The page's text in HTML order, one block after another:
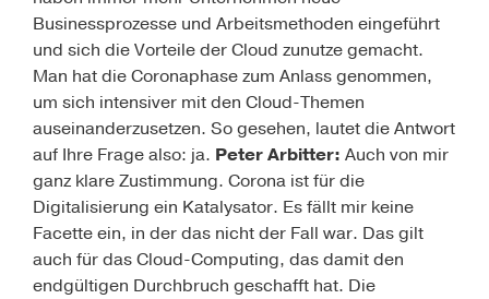
Businessprozesse und Arbeitsmethoden eingeführt
und sich die Vorteile der Cloud zunutze gemacht.
Man hat die Coronaphase zum Anlass genommen,
um sich intensiver mit den Cloud-Themen
auseinanderzusetzen. So gesehen, lautet die Antwort
auf Ihre Frage also: ja. Peter Arbitter: Auch von mir
ganz klare Zustimmung. Corona ist für die
Digitalisierung ein Katalysator. Es fällt mir keine
Facette ein, in der das nicht der Fall war. Das gilt
auch für das Cloud-Computing, das damit den
endgültigen Durchbruch geschafft hat. Die